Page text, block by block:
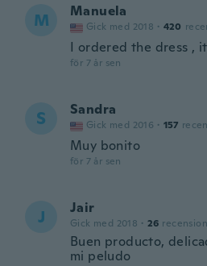
M Manuela
Gick med 2018 · 420
I ordered the dress ,
för 7 år sen
S Sandra
Gick med 2016 · 157
Muy bonito
för 7 år sen
J Jair
Gick med 2018 · 26
Buen producto,
mi peludo